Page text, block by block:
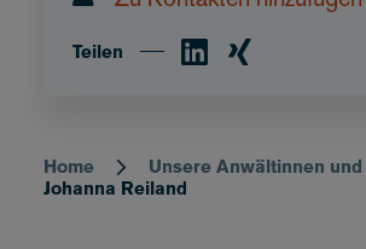
Breadcrumb
Home
Unsere Anwältinnen
Johanna Reiland
Teilen